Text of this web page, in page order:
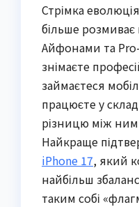
Стрімка
більше
Айфонами та
знімаєте
займаєтеся
працюєте у
різницю між
Найкраще
iPhone 17, який
найбільш
таким собі